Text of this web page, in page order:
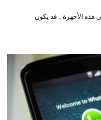
الأجهزة .. قد يكون